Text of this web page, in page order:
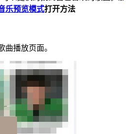
乐预览模式打开方法
曲播放页面。